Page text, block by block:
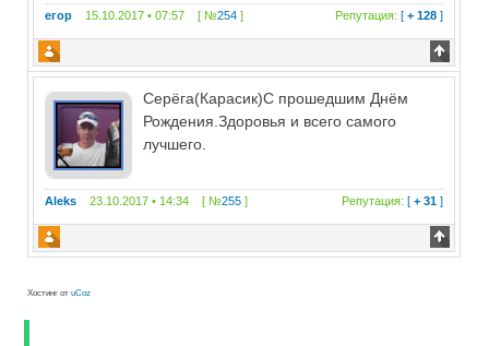
егор 15.10.2017 • 07:57 [ №254 ] Репутация: [+ 128 ]
Серёга(Карасик)С прошедшим Днём
Рождения.Здоровья и всего самого
лучшего.
Aleks 23.10.2017 • 14:34 [ №255 ] Репутация: [+ 31 ]
Хостинг отuCoz